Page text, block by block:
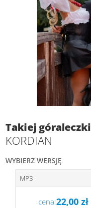
Takiej góraleczki
KORDIAN
WYBIERZ WERSJĘ
MP3
cena:22,00zł